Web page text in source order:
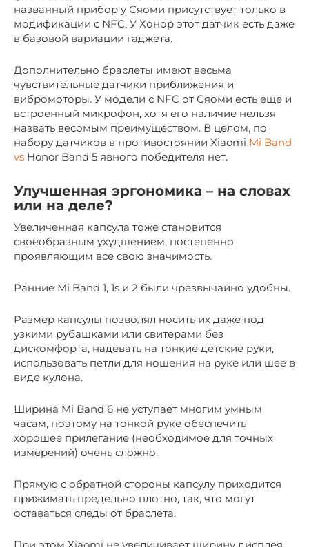
названный прибор у Сяоми присутствует только в
модификации с NFC. У Хонор этот датчик есть даже
в базовой вариации гаджета.
Дополнительно браслеты имеют весьма
чувствительные датчики приближения и
вибромоторы. У модели с NFC от Сяоми есть еще и
встроенный микрофон, хотя его наличие нельзя
назвать весомым преимуществом. В целом, по
набору датчиков в противостоянии Xiaomi Mi Band
vs Honor Band 5 явного победителя нет.
Улучшенная эргономика – на словах
или на деле?
Увеличенная капсула тоже становится
своеобразным ухудшением, постепенно
проявляющим все свою значимость.
Ранние Mi Band 1, 1s и 2 были чрезвычайно удобны.
Размер капсулы позволял носить их даже под
узкими рубашками или свитерами без
дискомфорта, надевать на тонкие детские руки,
использовать петли для ношения на руке или шее в
виде кулона.
Ширина Mi Band 6 не уступает многим умным
часам, поэтому на тонкой руке обеспечить
хорошее прилегание (необходимое для точных
измерений) очень сложно.
Прямую с обратной стороны капсулу приходится
прижимать предельно плотно, так, что могут
оставаться следы от браслета.